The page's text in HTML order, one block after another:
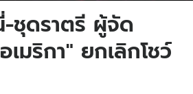
ชุดราตรี ผู้จัด
มริกา" ยกเลิกโชว์